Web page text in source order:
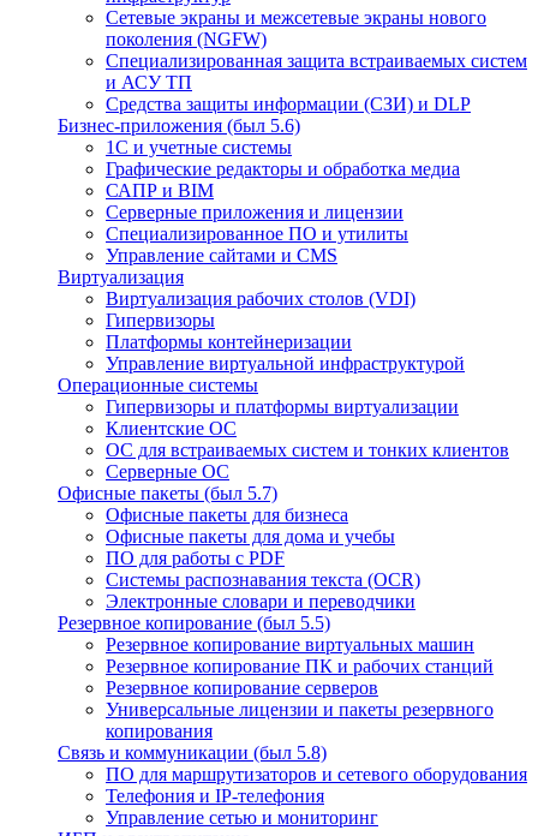
Сетевые экраны и межсетевые экраны нового
поколения (NGFW)
Специализированная защита встраиваемых систем
и АСУ ТП
Средства защиты информации (СЗИ) и DLP
Бизнес-приложения (был 5.6)
1С и учетные системы
Графические редакторы и обработка медиа
САПР и BIM
Серверные приложения и лицензии
Специализированное ПО и утилиты
Управление сайтами и CMS
Виртуализация
Виртуализация рабочих столов (VDI)
Гипервизоры
Платформы контейнеризации
Управление виртуальной инфраструктурой
Операционные системы
Гипервизоры и платформы виртуализации
Клиентские ОС
ОС для встраиваемых систем и тонких клиентов
Серверные ОС
Офисные пакеты (был 5.7)
Офисные пакеты для бизнеса
Офисные пакеты для дома и учебы
ПО для работы с PDF
Системы распознавания текста (OCR)
Электронные словари и переводчики
Резервное копирование (был 5.5)
Резервное копирование виртуальных машин
Резервное копирование ПК и рабочих станций
Резервное копирование серверов
Универсальные лицензии и пакеты резервного
копирования
Связь и коммуникации (был 5.8)
ПО для маршрутизаторов и сетевого оборудования
Телефония и IP-телефония
Управление сетью и мониторинг